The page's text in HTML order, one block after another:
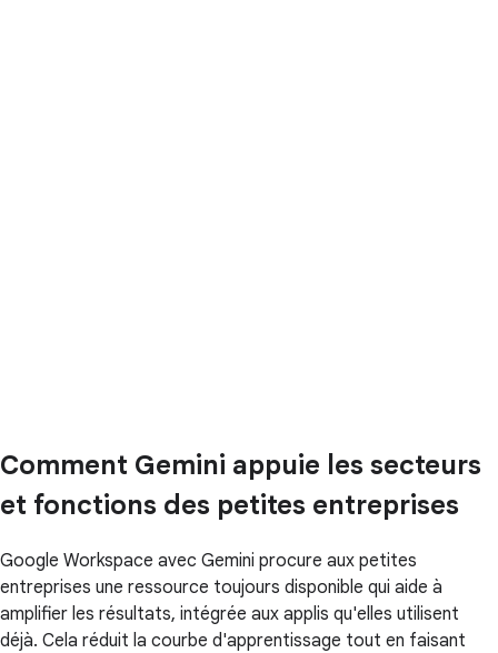
Comment Gemini appuie les secteurs
et fonctions des petites entreprises
Google Workspace avec Gemini procure aux petites
entreprises une ressource toujours disponible qui aide à
amplifier les résultats, intégrée aux applis qu'elles utilisent
déjà. Cela réduit la courbe d'apprentissage tout en faisant